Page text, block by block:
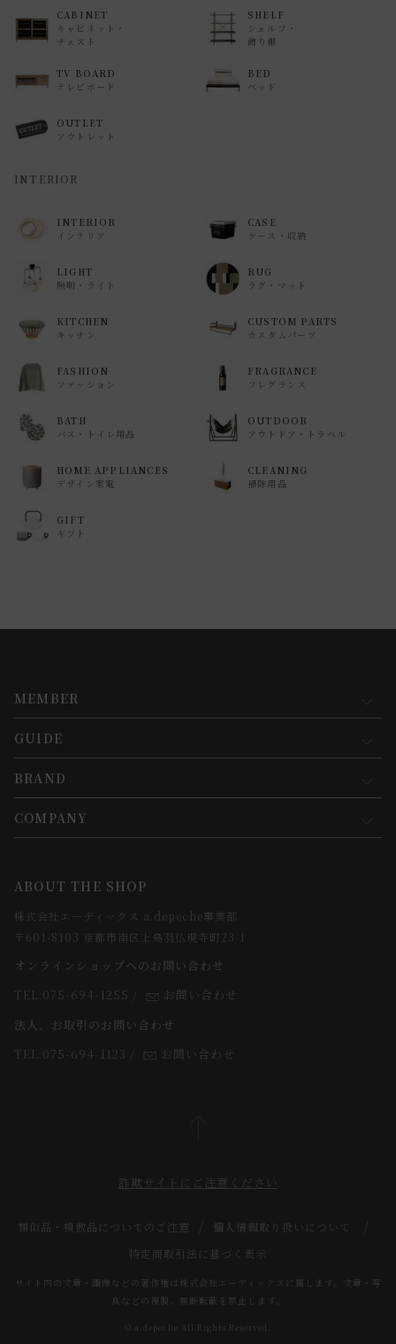
CABINET
キャビネット・
チェスト
SHELF
シェルフ・
飾り棚
TV BOARD
テレビボード
BED
ベッド
OUTLET
アウトレット
INTERIOR
INTERIOR
インテリア
CASE
ケース・収納
LIGHT
照明・ライト
RUG
ラグ・マット
KITCHEN
キッチン
CUSTOM PARTS
カスタムパーツ
FASHION
ファッション
FRAGRANCE
フレグランス
BATH
バス・トイレ用品
OUTDOOR
アウトドア・トラベル
HOME APPLIANCES
デザイン家電
CLEANING
掃除用品
GIFT
ギフト
MEMBER
マイページ
新規会員登録
会員規約について
GUIDE
お買い物ガイド
会員登録について
お支払方法について
お届けについて
よくあるご質問
BRAND
コンセプト
webカタログ
COMPANY
求人情報
法人のお客様
スタッフ
ABOUT THE SHOP
株式会社エーディックス a.depeche事業部
〒601-8103 京都市南区上鳥羽仏現寺町23-1
オンラインショップへのお問い合わせ
TEL:075-694-1255
お問い合わせ
法人、お取引のお問い合わせ
TEL:075-694-1123
お問い合わせ
詐欺サイトにご注意ください
類似品・模倣品についてのご注意
個人情報取り扱いについて
特定商取引法に基づく表示
サイト内の文章・画像などの著作権は株式会社エーディックスに属します。文章・写
真などの複製、無断転載を禁止します。
© a.depeche All Rights Reserved.